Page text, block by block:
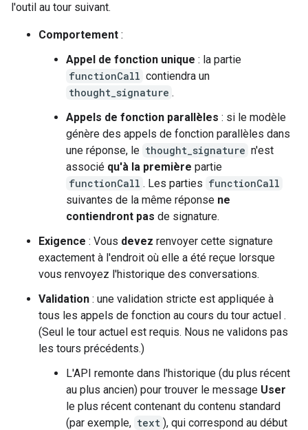
l'outil au tour suivant.
Comportement :
Appel de fonction unique : la partie
functionCall contiendra un
thought_signature .
Appels de fonction parallèles : si le modèle
génère des appels de fonction parallèles dans
une réponse, le thought_signature n'est
associé qu'à la première partie
functionCall . Les parties functionCall
suivantes de la même réponse ne
contiendront pas de signature.
Exigence : Vous devez renvoyer cette signature
exactement à l'endroit où elle a été reçue lorsque
vous renvoyez l'historique des conversations.
Validation : une validation stricte est appliquée à
tous les appels de fonction au cours du tour actuel .
(Seul le tour actuel est requis. Nous ne validons pas
les tours précédents.)
L'API remonte dans l'historique (du plus récent
au plus ancien) pour trouver le message User
le plus récent contenant du contenu standard
(par exemple, text ), qui correspond au début